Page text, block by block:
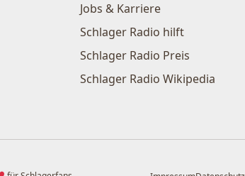
Jobs & Karriere
Schlager Radio hilft
Schlager Radio Preis
Schlager Radio Wikipedia